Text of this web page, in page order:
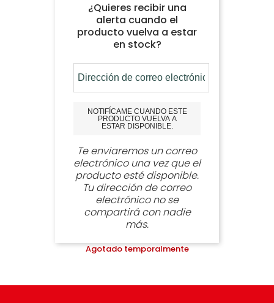
¿Quieres recibir una
alerta cuando el
producto vuelva a estar
en stock?
NOTIFÍCAME CUANDO ESTE
PRODUCTO VUELVA A
ESTAR DISPONIBLE.
Te enviaremos un correo
electrónico una vez que el
producto esté disponible.
Tu dirección de correo
electrónico no se
compartirá con nadie
más.
Agotado temporalmente